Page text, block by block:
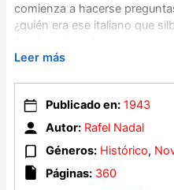
comienza a hacerse
¿quién era ese italiano que
El hijo del italiano narra la
Leer más
Publicado en: 1943
Autor: Rafel Nadal
Géneros: Histórico,
Páginas: 360